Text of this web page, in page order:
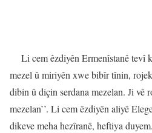
Li cem êzdiyên Ermenîstanê tevî
mezel û miriyên xwe bibîr tînin,
dibin û diçin serdana mezelan. Ji vê
mezelan’’. Li cem êzdiyên aliyê
dikeve meha hezîranê, heftiya